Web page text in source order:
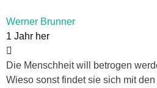
Werner Brunner
1 Jahr her
Die Menschheit will betrogen
Wieso sonst findet sie sich mit